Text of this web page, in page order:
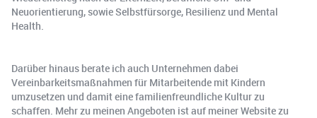
Neuorientierung, sowie Selbstfürsorge, Resilienz und Mental
Health.
Darüber hinaus berate ich auch Unternehmen dabei
Vereinbarkeitsmaßnahmen für Mitarbeitende mit Kindern
umzusetzen und damit eine familienfreundliche Kultur zu
schaffen. Mehr zu meinen Angeboten ist auf meiner Website zu